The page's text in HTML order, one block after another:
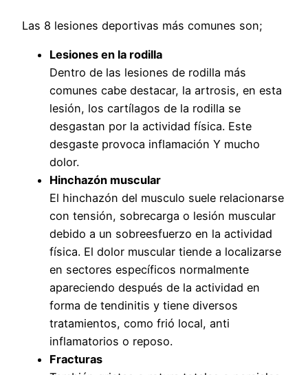
Las 8 lesiones deportivas más comunes son;
Lesiones en la rodilla
Dentro de las lesiones de rodilla más
comunes cabe destacar, la artrosis, en esta
lesión, los cartílagos de la rodilla se
desgastan por la actividad física. Este
desgaste provoca inflamación Y mucho
dolor.
Hinchazón muscular
El hinchazón del musculo suele relacionarse
con tensión, sobrecarga o lesión muscular
debido a un sobreesfuerzo en la actividad
física. El dolor muscular tiende a localizarse
en sectores específicos normalmente
apareciendo después de la actividad en
forma de tendinitis y tiene diversos
tratamientos, como frió local, anti
inflamatorios o reposo.
Fracturas